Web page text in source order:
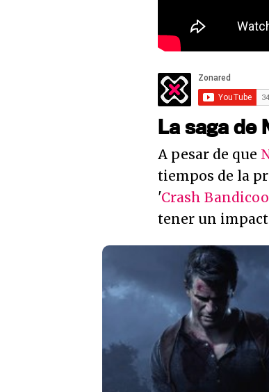
La saga de
A pesar de que
tiempos de la
'Crash
tener un